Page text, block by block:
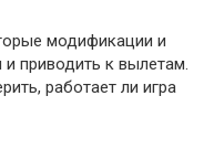
модификации и
приводить к вылетам.
работает ли игра